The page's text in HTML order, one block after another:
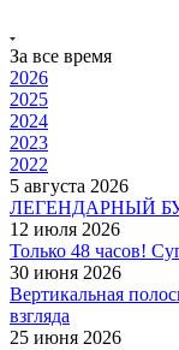
За все время
2026
2025
2024
2023
2022
5 августа 2026
ЛЕГЕНДАРНЫЙ
12 июля 2026
Только 48 часов!
30 июня 2026
Вертикальная
взгляда
25 июня 2026